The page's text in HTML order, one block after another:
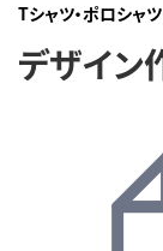
Tシャツ・ポロシャ
デザイン